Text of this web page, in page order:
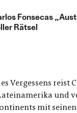
Fonsecas
Rätsel
Vergessens reist
und
mit